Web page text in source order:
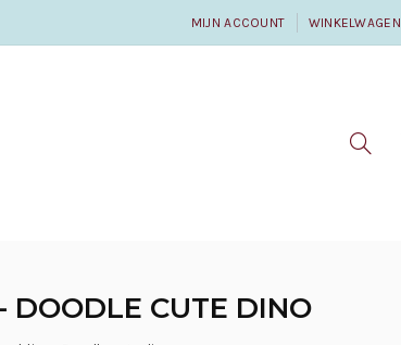
MIJN ACCOUNT WINKELWAGEN
DOODLE CUTE DINO